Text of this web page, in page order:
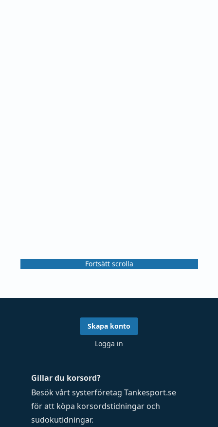
Fortsätt scrolla
Gillar du korsord?
Besök vårt systerföretag Tankesport.se
för att köpa korsordstidningar och
sudokutidningar.
Skapa konto
Logga in